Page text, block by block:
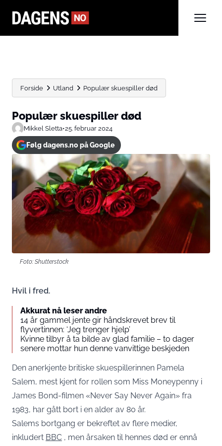
Forside Utland Populær skuespiller død
Populær skuespiller død
Mikkel Sletta•25. februar 2024
Følg dagens.no på Google
Foto: Shutterstock
Hvil i fred.
Akkurat nå leser andre
14 år gammel jente gir håndskrevet brev til
flyvertinnen: ‘Jeg trenger hjelp’
Kvinne tilbyr å ta bilde av glad familie – to dager
senere mottar hun denne vanvittige beskjeden
Den anerkjente britiske skuespillerinnen Pamela
Salem, mest kjent for rollen som Miss Moneypenny i
James Bond-filmen «Never Say Never Again» fra
1983, har gått bort i en alder av 80 år.
Salems bortgang er bekreftet av flere medier,
inkludert BBC , men årsaken til hennes død er ennå